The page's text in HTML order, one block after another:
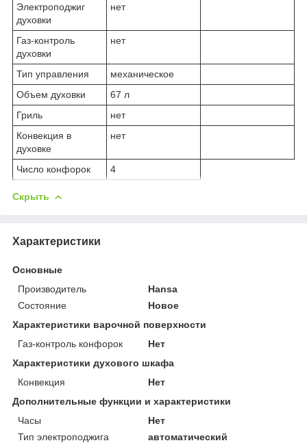
Электроподжиг
духовки
нет
Газ-контроль
духовки
нет
Тип управления
механическое
Объем духовки
67 л
Гриль
нет
Конвекция в
духовке
нет
Число конфорок 4
Скрыть
Характеристики
Основные
Производитель
Hansa
Состояние
Новое
Характеристики варочной поверхности
Газ-контроль конфорок
Нет
Характеристики духового шкафа
Конвекция
Нет
Дополнительные функции и характеристики
Часы
Нет
Тип электроподжига
автоматический